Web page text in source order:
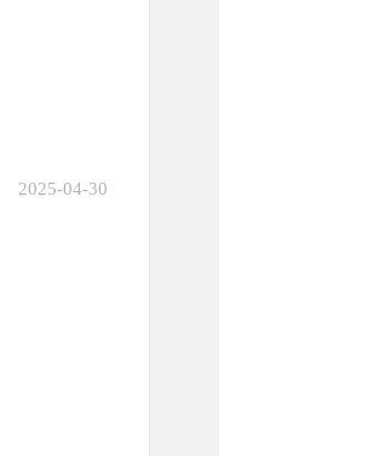
2025-04-30